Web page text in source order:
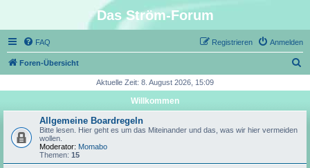
Das Ström-Forum
FAQ Anmelden
Registrieren
Foren-Übersicht
h
Aktuelle Zeit: 8. August 2026, 15:09
Willkommen
Allgemeine Boardregeln
Bitte lesen. Hier geht es um das Miteinander und das, was wir hier vermeiden
wollen.
Moderator: Momabo
Themen: 15